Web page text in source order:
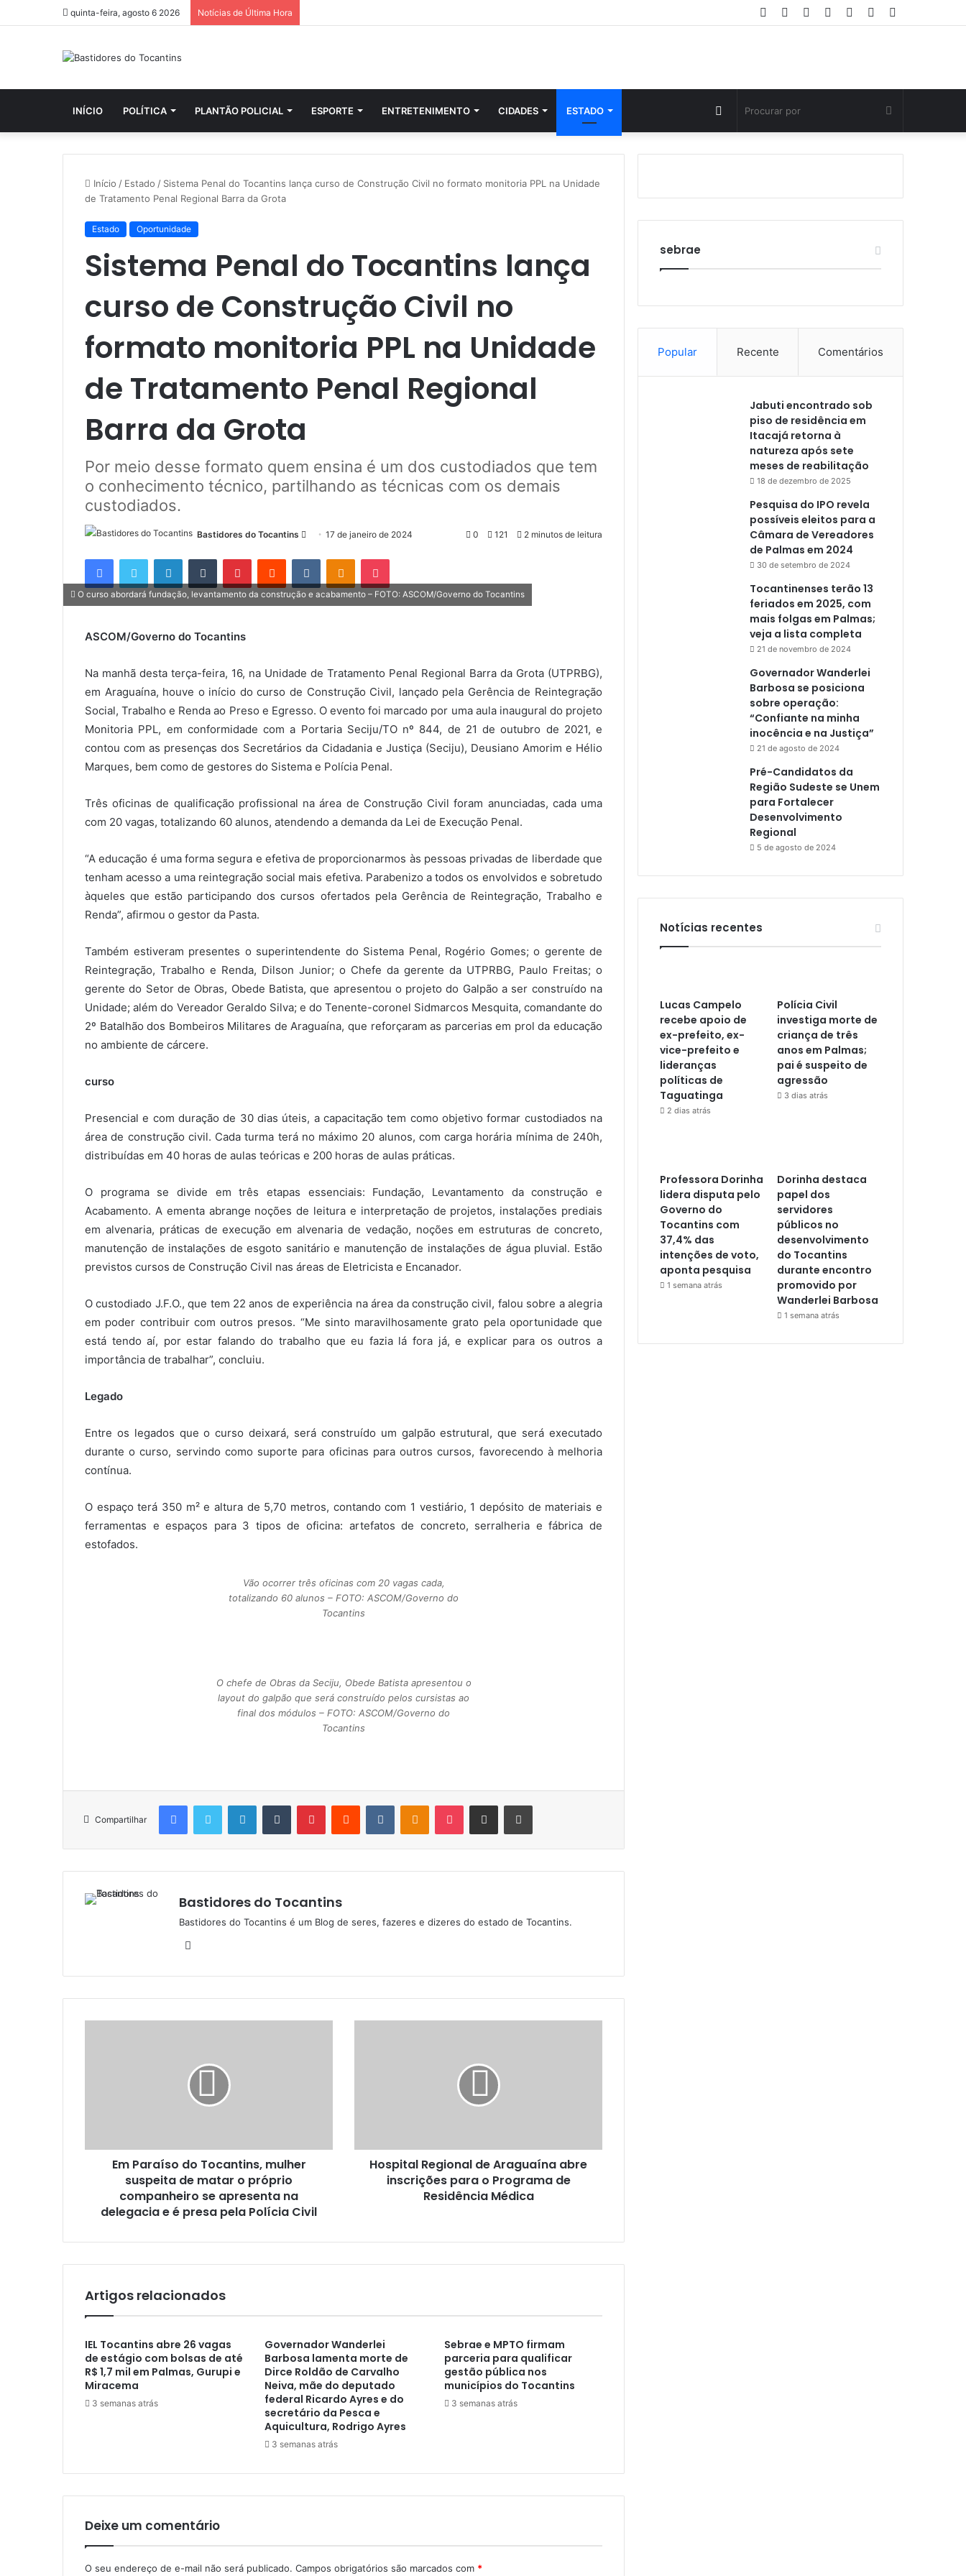
quinta-feira, agosto 6 2026 Notícias de Última Hora
Artigo
Entrar
Instagram
YouTube
Twitter
Facebook
INÍCIO POLÍTICA PLANTÃO POLICIAL ESPORTE ENTRETENIMENTO CIDADES ESTADO
por
Switch
skin
Início / Estado / Sistema Penal do Tocantins lança curso de Construção Civil no formato monitoria PPL na Unidade
de Tratamento Penal Regional Barra da Grota
Estado Oportunidade
Sistema Penal do Tocantins lança
curso de Construção Civil no
formato monitoria PPL na Unidade
de Tratamento Penal Regional
Barra da Grota
Por meio desse formato quem ensina é um dos custodiados que tem
o conhecimento técnico, partilhando as técnicas com os demais
custodiados.
Bastidores do Tocantins
n
d
m
a
i
17 de janeiro de 2024 0 121 2 minutos de leitura
O curso abordará fundação, levantamento da construção e acabamento – FOTO: ASCOM/Governo do Tocantins
ASCOM/Governo do Tocantins
Na manhã desta terça-feira, 16, na Unidade de Tratamento Penal Regional Barra da Grota (UTPRBG),
em Araguaína, houve o início do curso de Construção Civil, lançado pela Gerência de Reintegração
Social, Trabalho e Renda ao Preso e Egresso. O evento foi marcado por uma aula inaugural do projeto
Monitoria PPL, em conformidade com a Portaria Seciju/TO nº 844, de 21 de outubro de 2021, e
contou com as presenças dos Secretários da Cidadania e Justiça (Seciju), Deusiano Amorim e Hélio
Marques, bem como de gestores do Sistema e Polícia Penal.
Três oficinas de qualificação profissional na área de Construção Civil foram anunciadas, cada uma
com 20 vagas, totalizando 60 alunos, atendendo a demanda da Lei de Execução Penal.
“A educação é uma forma segura e efetiva de proporcionarmos às pessoas privadas de liberdade que
tenham acesso a uma reintegração social mais efetiva. Parabenizo a todos os envolvidos e sobretudo
àqueles que estão participando dos cursos ofertados pela Gerência de Reintegração, Trabalho e
Renda”, afirmou o gestor da Pasta.
Também estiveram presentes o superintendente do Sistema Penal, Rogério Gomes; o gerente de
Reintegração, Trabalho e Renda, Dilson Junior; o Chefe da gerente da UTPRBG, Paulo Freitas; o
gerente do Setor de Obras, Obede Batista, que apresentou o projeto do Galpão a ser construído na
Unidade; além do Vereador Geraldo Silva; e do Tenente-coronel Sidmarcos Mesquita, comandante do
2º Batalhão dos Bombeiros Militares de Araguaína, que reforçaram as parcerias em prol da educação
no ambiente de cárcere.
curso
Presencial e com duração de 30 dias úteis, a capacitação tem como objetivo formar custodiados na
área de construção civil. Cada turma terá no máximo 20 alunos, com carga horária mínima de 240h,
distribuídas em 40 horas de aulas teóricas e 200 horas de aulas práticas.
O programa se divide em três etapas essenciais: Fundação, Levantamento da construção e
Acabamento. A ementa abrange noções de leitura e interpretação de projetos, instalações prediais
em alvenaria, práticas de execução em alvenaria de vedação, noções em estruturas de concreto,
manutenção de instalações de esgoto sanitário e manutenção de instalações de água pluvial. Estão
previstos cursos de Construção Civil nas áreas de Eletricista e Encanador.
O custodiado J.F.O., que tem 22 anos de experiência na área da construção civil, falou sobre a alegria
em poder contribuir com outros presos. “Me sinto maravilhosamente grato pela oportunidade que
está tendo aí, por estar falando do trabalho que eu fazia lá fora já, e explicar para os outros a
importância de trabalhar”, concluiu.
Legado
Entre os legados que o curso deixará, será construído um galpão estrutural, que será executado
durante o curso, servindo como suporte para oficinas para outros cursos, favorecendo à melhoria
contínua.
O espaço terá 350 m² e altura de 5,70 metros, contando com 1 vestiário, 1 depósito de materiais e
ferramentas e espaços para 3 tipos de oficina: artefatos de concreto, serralheria e fábrica de
estofados.
Vão ocorrer três oficinas com 20 vagas cada,
totalizando 60 alunos – FOTO: ASCOM/Governo do
Tocantins
O chefe de Obras da Seciju, Obede Batista apresentou o
layout do galpão que será construído pelos cursistas ao
final dos módulos – FOTO: ASCOM/Governo do
Tocantins
Compartilhar
Bastidores do Tocantins
Bastidores do Tocantins é um Blog de seres, fazeres e dizeres do estado de Tocantins.
b
s
Em Paraíso do Tocantins, mulher
suspeita de matar o próprio
companheiro se apresenta na
delegacia e é presa pela Polícia Civil
Hospital Regional de Araguaína abre
inscrições para o Programa de
Residência Médica
Artigos relacionados
IEL Tocantins abre 26 vagas
de estágio com bolsas de até
R$ 1,7 mil em Palmas, Gurupi e
Miracema
3 semanas atrás
Governador Wanderlei
Barbosa lamenta morte de
Dirce Roldão de Carvalho
Neiva, mãe do deputado
federal Ricardo Ayres e do
secretário da Pesca e
Aquicultura, Rodrigo Ayres
3 semanas atrás
Sebrae e MPTO firmam
parceria para qualificar
gestão pública nos
municípios do Tocantins
3 semanas atrás
Deixe um comentário
O seu endereço de e-mail não será publicado. Campos obrigatórios são marcados com *
sebrae
Popular Recente Comentários
Jabuti encontrado sob
piso de residência em
Itacajá retorna à
natureza após sete
meses de reabilitação
18 de dezembro de 2025
Pesquisa do IPO revela
possíveis eleitos para a
Câmara de Vereadores
de Palmas em 2024
30 de setembro de 2024
Tocantinenses terão 13
feriados em 2025, com
mais folgas em Palmas;
veja a lista completa
21 de novembro de 2024
Governador Wanderlei
Barbosa se posiciona
sobre operação:
“Confiante na minha
inocência e na Justiça”
21 de agosto de 2024
Pré-Candidatos da
Região Sudeste se Unem
para Fortalecer
Desenvolvimento
Regional
5 de agosto de 2024
Notícias recentes
Lucas Campelo
recebe apoio de
ex-prefeito, ex-
vice-prefeito e
lideranças
políticas de
Taguatinga
2 dias atrás
Polícia Civil
investiga morte de
criança de três
anos em Palmas;
pai é suspeito de
agressão
3 dias atrás
Professora Dorinha
lidera disputa pelo
Governo do
Tocantins com
37,4% das
intenções de voto,
aponta pesquisa
1 semana atrás
Dorinha destaca
papel dos
servidores
públicos no
desenvolvimento
do Tocantins
durante encontro
promovido por
Wanderlei Barbosa
1 semana atrás